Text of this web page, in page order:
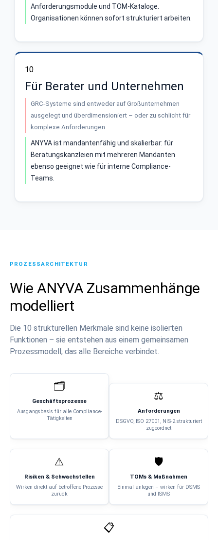
Anforderungsmodule und TOM-Kataloge.
Organisationen können sofort strukturiert arbeiten.
10
Für Berater und Unternehmen
GRC-Systeme sind entweder auf Großunternehmen
ausgelegt und überdimensioniert – oder zu schlicht für
komplexe Anforderungen.
ANYVA ist mandantenfähig und skalierbar: für
Beratungskanzleien mit mehreren Mandanten
ebenso geeignet wie für interne Compliance-
Teams.
PROZESSARCHITEKTUR
Wie ANYVA Zusammenhänge
modelliert
Die 10 strukturellen Merkmale sind keine isolierten
Funktionen – sie entstehen aus einem gemeinsamen
Prozessmodell, das alle Bereiche verbindet.
🗂️
Geschäftsprozesse
Ausgangsbasis für alle Compliance-
Tätigkeiten
⚖️
Anforderungen
DSGVO, ISO 27001, NIS-2 strukturiert
zugeordnet
⚠️
Risiken & Schwachstellen
Wirken direkt auf betroffene Prozesse
zurück
🛡️
TOMs & Maßnahmen
Einmal anlegen – wirken für DSMS
und ISMS
📋